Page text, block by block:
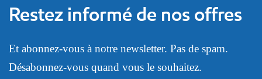
Restez informé de nos offres
Et abonnez-vous à notre newsletter. Pas de spam.
Désabonnez-vous quand vous le souhaitez.